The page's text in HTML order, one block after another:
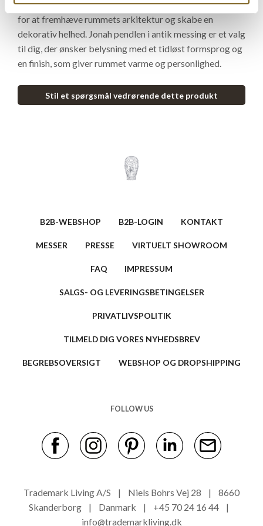
et roligt blikfang eller sammensættes med flere i række
for at fremhæve rummets arkitektur og skabe en
dekorativ helhed. Jonah pendlen i antik messing er et valg
til dig, der ønsker belysning med et tidløst formsprog og
en finish, som giver rummet varme og personlighed.
Stil et spørgsmål vedrørende dette produkt
B2B-WEBSHOP B2B-LOGIN KONTAKT
MESSER PRESSE VIRTUELT SHOWROOM
FAQ IMPRESSUM
SALGS- OG LEVERINGSBETINGELSER
PRIVATLIVSPOLITIK
TILMELD DIG VORES NYHEDSBREV
BEGREBSOVERSIGT WEBSHOP OG DROPSHIPPING
FOLLOW US
Trademark Living A/S | Niels Bohrs Vej 28 | 8660
Skanderborg | Danmark | +45 70 24 16 44 |
info@trademarkliving.dk